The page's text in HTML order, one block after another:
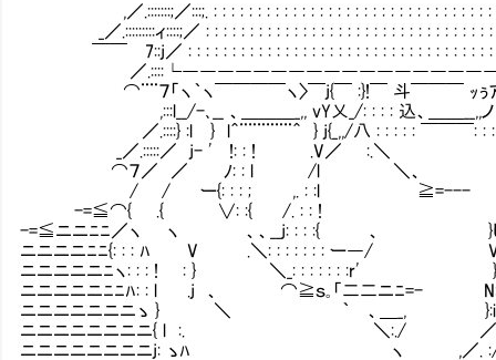
,／.:::::::;／:::;. : : : : : : : : : : : : : : : : : : : : : : : : : : : : : : : : : : : :
_／.:::::::::ィ::::;／ : : : : : : : : : : : : : : : : : : : : : : : : : : : : : : : : : : : :
￣￣ 7::j／ : : : : : : : : : : : : : : : : : : : : : : : : : : : : : : : : : : : : : : :
／
⌒¨¨７「ヽ｀ヽ￣￣￣￣ヽ〉￣j{￣ :}!￣ 斗￣￣￣ ｯぅｱ
,:::l__/-､__ 、＿＿＿_,, vY乂_/: : : : 込、＿＿__,,ノ : : :
／.::::} :l } l＾¨¨¨¨¨¨＾ } j{_,,/八 : : : : : ￣￣￣: : : : : :
_／.:::::／ j- ' !: : ! .V／ :.＼ }/;/ }l:/ /
⌒７／ ／ ﾉ: : l /l ＼、 彡'
/ / ー{: : : ; ,. : :l ≧=--- し
-=≦⌒{ .{ ∨: :{ /. : : ! }｀ヽ :.__,／
-=≦ニニﾆﾆ／ヽ ヽ 、、__j: : : :{ 、 }し
ニニニニﾆﾆ{: : : ﾊ V .＼: : : : : : : ー―/
ニニニニニﾆヽ: : : ! : } ＼_: : : : : : :r'
ニニニニニﾆﾆﾊ: : l .j 、 ⌒≧ｓ｡「二二ニﾆ=- N:i:i:i;.
ニニニニニニニゝ } ＼ ｀ 、＿_, }:i;／
ニニニニニニニニ{ l :. ＼:./ ／ / : :
ニニニニニニニニj: ゝﾊ ヽ ,／. :/ . : :